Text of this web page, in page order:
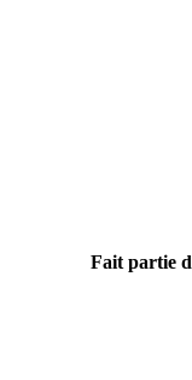
Fait partie